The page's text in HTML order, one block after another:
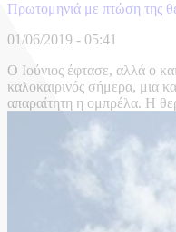
Πρωτομηνιά με πτώση της
01/06/2019 - 05:41
Ο Ιούνιος έφτασε, αλλά ο
καλοκαιρινός σήμερα, μια
απαραίτητη η ομπρέλα. Η